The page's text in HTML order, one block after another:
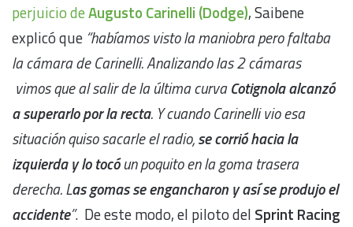
perjuicio deAugusto Carinelli (Dodge), Saibene
explicó que “habíamos visto la maniobra pero faltaba
la cámara de Carinelli. Analizando las 2 cámaras
vimos que al salir de la última curvaCotignola alcanzó
a superarlo por la recta. Y cuando Carinelli vio esa
situación quiso sacarle el radio,se corrió hacia la
izquierda y lo tocóun poquito en la goma trasera
derecha. Las gomas se engancharon y así se produjo el
accidente”. De este modo, el piloto del Sprint Racing